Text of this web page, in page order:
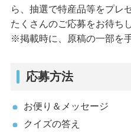
ら、抽選で特産品等をプレ
たくさんのご応募をお待ち
※掲載時に、原稿の一部を
応募方法
お便り＆メッセージ
クイズの答え